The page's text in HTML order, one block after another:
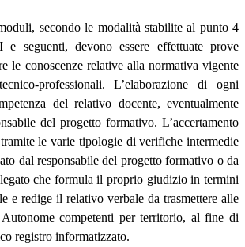
secondo le modalità stabilite al punto 4
seguenti, devono essere effettuate prove
le conoscenze relative alla normativa vigente
professionali. L’elaborazione di ogni
del relativo docente, eventualmente
del progetto formativo. L’accertamento
le varie tipologie di verifiche intermedie
dal responsabile del progetto formativo o da
che formula il proprio giudizio in termini
e redige il relativo verbale da trasmettere alle
competenti per territorio, al fine di
registro informatizzato.